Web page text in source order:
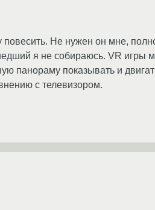
повесить. Не нужен он мне,
я не собираюсь. VR игры
панораму показывать и
с телевизором.